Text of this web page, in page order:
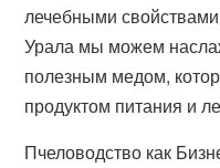
лечебными
Урала мы можем
полезным медом,
продуктом питания и
Пчеловодство как